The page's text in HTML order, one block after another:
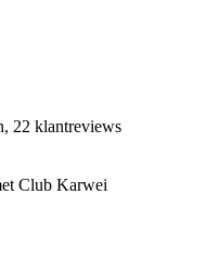
22 klantreviews
Club Karwei